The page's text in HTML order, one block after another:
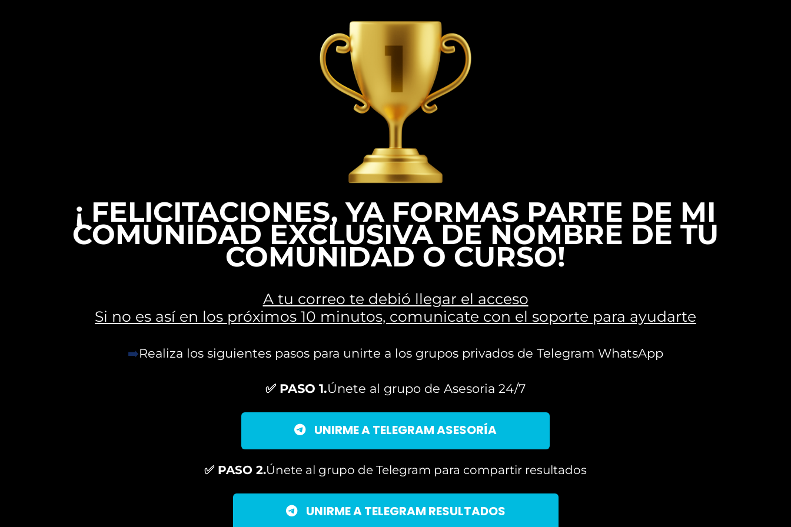
¡ FELICITACIONES, YA FORMAS PARTE DE MI
COMUNIDAD EXCLUSIVA DE NOMBRE DE TU
COMUNIDAD O CURSO!
A tu correo te debió llegar el acceso
Si no es así en los próximos 10 minutos, comunicate con el soporte para ayudarte
➡️Realiza los siguientes pasos para unirte a los grupos privados de Telegram WhatsApp
✅ PASO 1.Únete al grupo de Asesoria 24/7
UNIRME A TELEGRAM ASESORÍA
✅ PASO 2.Únete al grupo de Telegram para compartir resultados
UNIRME A TELEGRAM RESULTADOS